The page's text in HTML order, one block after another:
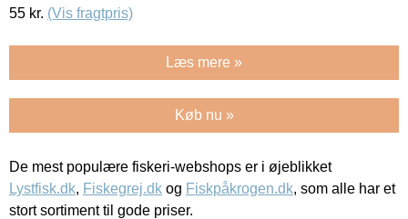
55 kr. (Vis fragtpris)
Læs mere »
Køb nu »
De mest populære fiskeri-webshops er i øjeblikket
Lystfisk.dk, Fiskegrej.dk og Fiskpåkrogen.dk, som alle har et
stort sortiment til gode priser.